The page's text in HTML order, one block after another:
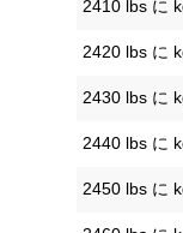
2410 lbs に
2420 lbs に
2430 lbs に
2440 lbs に
2450 lbs に